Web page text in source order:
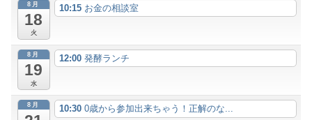
8月
18
火
10:15 お金の相談室
8月
19
水
12:00 発酵ランチ
8月 10:30 0歳から参加出来ちゃう！正解のな...